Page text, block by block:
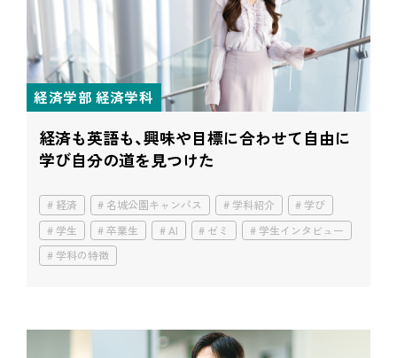
経済学部 経済学科
経済も英語も、興味や目標に合わせて自由に
学び自分の道を見つけた
経済 名城公園キャンパス 学科紹介
学び
学生
卒業生 AI ゼミ
学生インタビュー
学科の特徴